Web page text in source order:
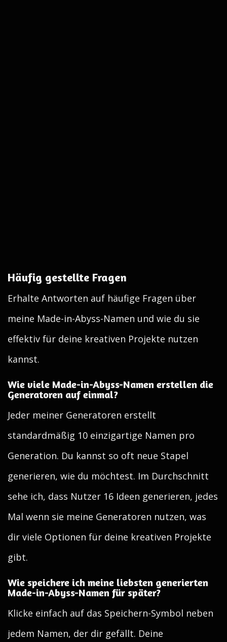
Häufig gestellte Fragen
Erhalte Antworten auf häufige Fragen über
meine Made-in-Abyss-Namen und wie du sie
effektiv für deine kreativen Projekte nutzen
kannst.
Wie viele Made-in-Abyss-Namen erstellen die
Generatoren auf einmal?
Jeder meiner Generatoren erstellt
standardmäßig 10 einzigartige Namen pro
Generation. Du kannst so oft neue Stapel
generieren, wie du möchtest. Im Durchschnitt
sehe ich, dass Nutzer 16 Ideen generieren, jedes
Mal wenn sie meine Generatoren nutzen, was
dir viele Optionen für deine kreativen Projekte
gibt.
Wie speichere ich meine liebsten generierten
Made-in-Abyss-Namen für später?
Klicke einfach auf das Speichern-Symbol neben
jedem Namen, der dir gefällt. Deine